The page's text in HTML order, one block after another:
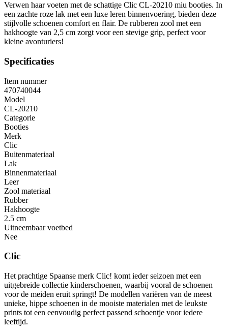
Verwen haar voeten met de schattige Clic CL-20210 miu booties. In
een zachte roze lak met een luxe leren binnenvoering, bieden deze
stijlvolle schoenen comfort en flair. De rubberen zool met een
hakhoogte van 2,5 cm zorgt voor een stevige grip, perfect voor
kleine avonturiers!
Specificaties
Item nummer
470740044
Model
CL-20210
Categorie
Booties
Merk
Clic
Buitenmateriaal
Lak
Binnenmateriaal
Leer
Zool materiaal
Rubber
Hakhoogte
2.5 cm
Uitneembaar voetbed
Nee
Clic
Het prachtige Spaanse merk Clic! komt ieder seizoen met een
uitgebreide collectie kinderschoenen, waarbij vooral de schoenen
voor de meiden eruit springt! De modellen variëren van de meest
unieke, hippe schoenen in de mooiste materialen met de leukste
prints tot een eenvoudig perfect passend schoentje voor iedere
leeftijd.